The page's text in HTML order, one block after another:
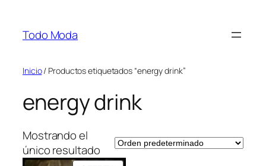
contenido
Todo Moda
Inicio/ Productos etiquetados “energy drink”
energy drink
Mostrando el
único resultado